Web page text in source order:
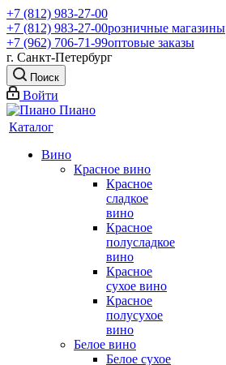
+7 (812) 983-27-00
+7 (812) 983-27-00розничные магазины
+7 (962) 706-71-99оптовые заказы
г. Санкт-Петербург
Поиск
Войти
Каталог
Вино
Красное вино
Красное
сладкое
вино
Красное
полусладкое
вино
Красное
сухое вино
Красное
полусухое
вино
Белое вино
Белое сухое